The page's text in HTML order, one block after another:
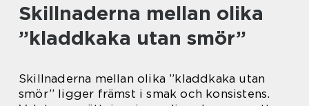
Skillnaderna mellan olika
”kladdkaka utan smör”
Skillnaderna mellan olika ”kladdkaka utan
smör” ligger främst i smak och konsistens.